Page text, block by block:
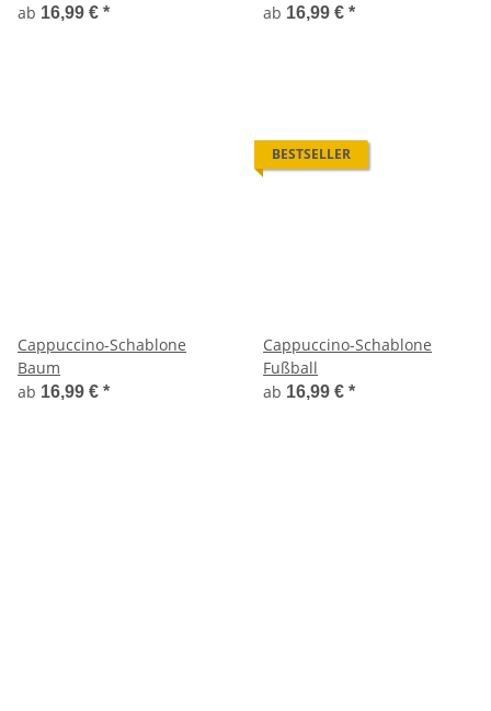
ab 16,99 € *
ab 16,99 € *
Cappuccino-Schablone
Baum
ab 16,99 € *
BESTSELLER
Cappuccino-Schablone
Fußball
ab 16,99 € *